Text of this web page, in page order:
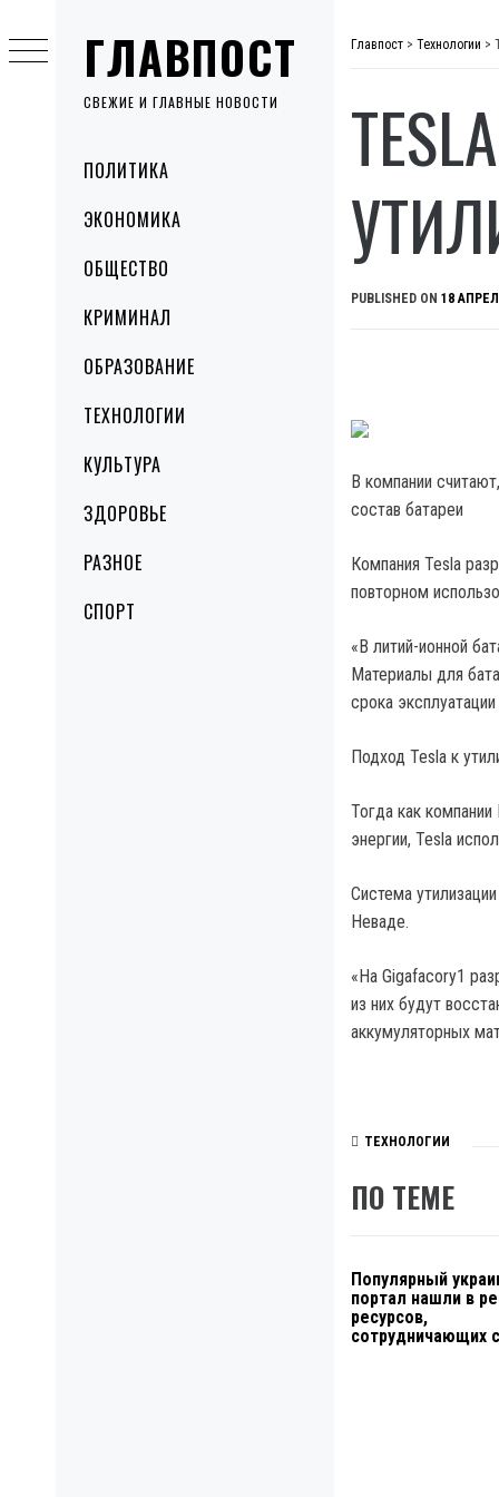
ГЛАВПОСТ
СВЕЖИЕ И ГЛАВНЫЕ НОВОСТИ
MenuПОЛИТИКА
ЭКОНОМИКА
ОБЩЕСТВО
КРИМИНАЛ
ОБРАЗОВАНИЕ
ТЕХНОЛОГИИ
КУЛЬТУРА
ЗДОРОВЬЕ
РАЗНОЕ
СПОРТ
to
content
Главпост > Технологии >
PUBLISHED ON 18
В компании
состав батареи
Компания Tesla
повторном
«В литий-ионной
Материалы для
срока
Подход Tesla к
Тогда как
энергии, Tesla
Система
Неваде.
«На Gigafacory1
из них будут
аккумуляторных
ТЕХНОЛОГИИ
ПО ТЕМЕ
Популярный
портал нашли в
ресурсов,
сотрудничающих